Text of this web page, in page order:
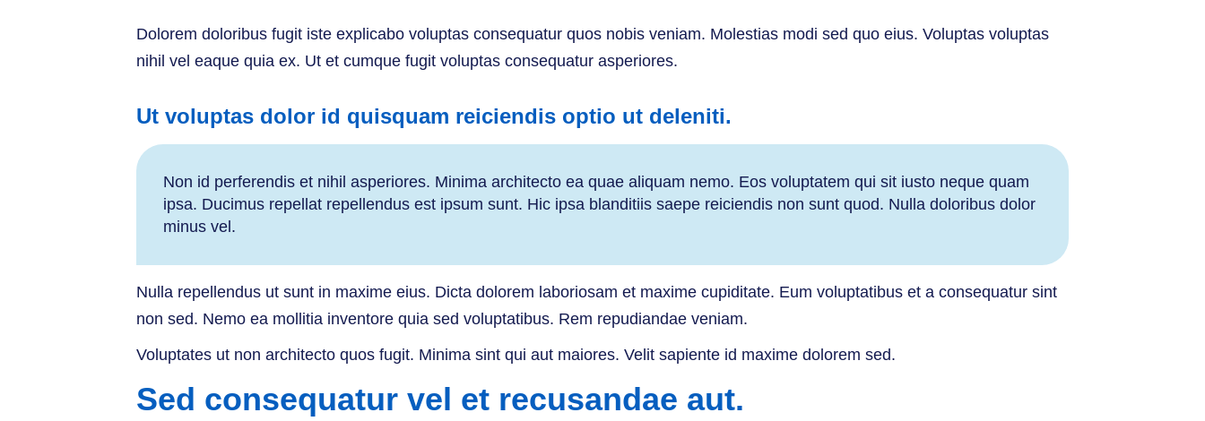
Dolorem doloribus fugit iste explicabo voluptas consequatur quos nobis veniam. Molestias modi sed quo eius. Voluptas voluptas
nihil vel eaque quia ex. Ut et cumque fugit voluptas consequatur asperiores.
Ut voluptas dolor id quisquam reiciendis optio ut deleniti.
Non id perferendis et nihil asperiores. Minima architecto ea quae aliquam nemo. Eos voluptatem qui sit iusto neque quam
ipsa. Ducimus repellat repellendus est ipsum sunt. Hic ipsa blanditiis saepe reiciendis non sunt quod. Nulla doloribus dolor
minus vel.
Nulla repellendus ut sunt in maxime eius. Dicta dolorem laboriosam et maxime cupiditate. Eum voluptatibus et a consequatur sint
non sed. Nemo ea mollitia inventore quia sed voluptatibus. Rem repudiandae veniam.
Voluptates ut non architecto quos fugit. Minima sint qui aut maiores. Velit sapiente id maxime dolorem sed.
Sed consequatur vel et recusandae aut.